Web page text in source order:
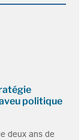
politique
deux ans de